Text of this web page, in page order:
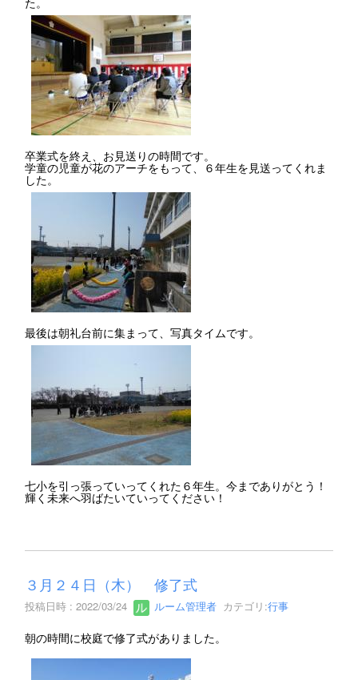
卒業式を終え、お見送りの時間です。
学童の児童が花のアーチをもって、６年生を見送ってくれま
した。
最後は朝礼台前に集まって、写真タイムです。
七小を引っ張っていってくれた６年生。今までありがとう！
輝く未来へ羽ばたいていってください！
３月２４日（木） 修了式
投稿日時 : 2022/03/24 ルーム管理者 カテゴリ:行事
朝の時間に校庭で修了式がありました。